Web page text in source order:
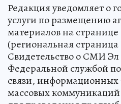
Редакция уведомляет о
услуги по размещению
материалов на
(региональная
Свидетельство о СМИ
Федеральной службой
связи, информационных
массовых коммуникаций